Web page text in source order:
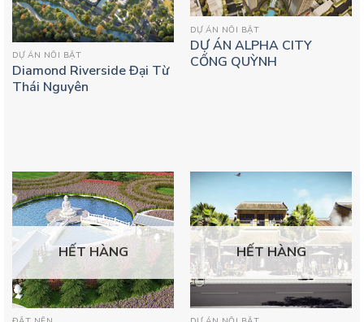
DỰ ÁN NỔI BẬT
Diamond Riverside Đại Từ
Thái Nguyên
DỰ ÁN NỔI BẬT
DỰ ÁN ALPHA CITY
CỐNG QUỲNH
HẾT HÀNG HẾT HÀNG